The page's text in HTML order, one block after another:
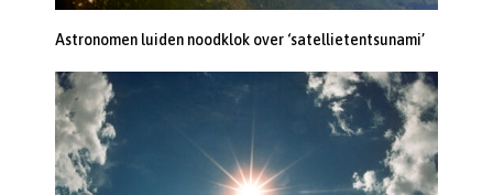
Astronomen luiden noodklok over ‘satellietentsunami’